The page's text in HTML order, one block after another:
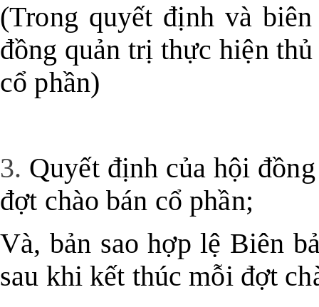
(Trong quyết định và
đồng quản trị thực hiện
cổ phần)
3. Quyết định của hội
đợt chào bán cổ phần;
Và, bản sao hợp lệ Biên
sau khi kết thúc mỗi đợt